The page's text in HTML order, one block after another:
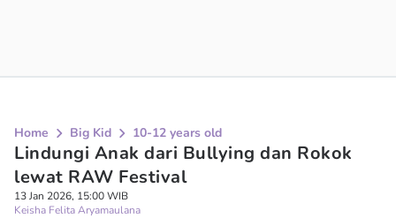
Home Big Kid 10-12 years old
Lindungi Anak dari Bullying dan Rokok
lewat RAW Festival
13 Jan 2026, 15:00 WIB
Keisha Felita Aryamaulana